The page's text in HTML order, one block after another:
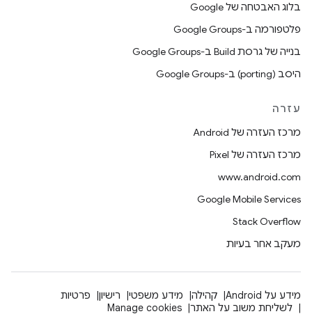
בלוג האבטחה של Google
פלטפורמה ב-Google Groups
בנייה של גרסת Build ב-Google Groups
היסב (porting) ב-Google Groups
עזרה
מרכז העזרה של Android
מרכז העזרה של Pixel
www.android.com
Google Mobile Services
Stack Overflow
מעקב אחר בעיות
מידע על Android קהילה מידע משפטי רישיון
פרטיות
לשליחת משוב על האתר
Manage cookies